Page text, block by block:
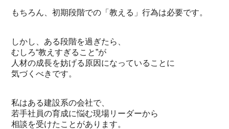
もちろん、初期段階での「教える」行為は必要です。
しかし、ある段階を過ぎたら、
むしろ“教えすぎること”が
人材の成長を妨げる原因になっていることに
気づくべきです。
私はある建設系の会社で、
若手社員の育成に悩む現場リーダーから
相談を受けたことがあります。